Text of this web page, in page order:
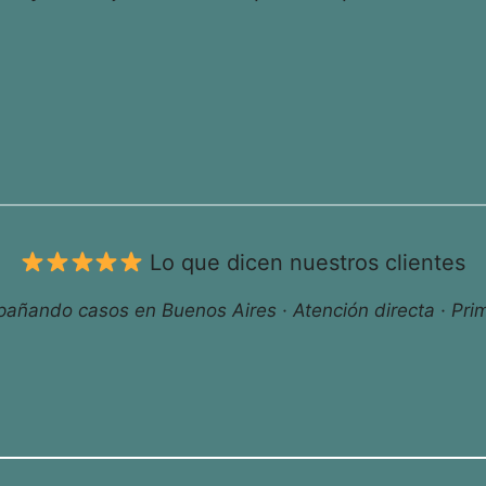
Lo que dicen nuestros clientes
casos en Buenos Aires · Atención directa ·